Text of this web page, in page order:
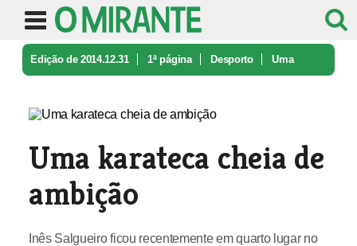
Edição de 2014.12.31 1ª página Desporto Uma
Uma karateca cheia de
ambição
Inês Salgueiro ficou recentemente em quarto lugar no